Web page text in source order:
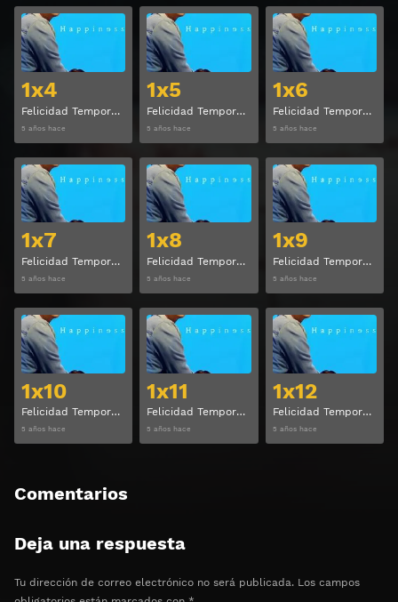
1x4
Felicidad Temporada 1 Capitulo 4
5 años hace
Ver
1x5
Felicidad Temporada 1 Capitulo 5
5 años hace
Ver
1x6
Felicidad Temporada 1 Capitulo 6
5 años hace
1x7
Felicidad Temporada 1 Capitulo 7
5 años hace
Ver
1x8
Felicidad Temporada 1 Capitulo 8
5 años hace
Ver
1x9
Felicidad Temporada 1 Capitulo 9
5 años hace
1x10
Felicidad Temporada 1 Capitulo 10
5 años hace
Ver
1x11
Felicidad Temporada 1 Capitulo 11
5 años hace
Ver
1x12
Felicidad Temporada 1 Capitulo 12
5 años hace
Comentarios
Deja una respuesta
Tu dirección de correo electrónico no será publicada. Los campos